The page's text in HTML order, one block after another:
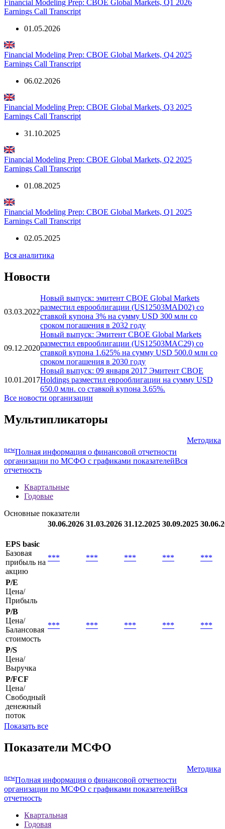
Financial Modeling Prep: CBOE Global Markets, Q1 2026
Earnings Call Transcript
01.05.2026
Financial Modeling Prep: CBOE Global Markets, Q4 2025
Earnings Call Transcript
06.02.2026
Financial Modeling Prep: CBOE Global Markets, Q3 2025
Earnings Call Transcript
31.10.2025
Financial Modeling Prep: CBOE Global Markets, Q2 2025
Earnings Call Transcript
01.08.2025
Financial Modeling Prep: CBOE Global Markets, Q1 2025
Earnings Call Transcript
02.05.2025
Вся аналитика
Новости
03.03.2022
Новый выпуск: эмитент CBOE Global Markets
разместил еврооблигации (US12503MAD02) со
ставкой купона 3% на сумму USD 300 млн со
сроком погашения в 2032 году
09.12.2020
Новый выпуск: Эмитент CBOE Global Markets
разместил еврооблигации (US12503MAC29) со
ставкой купона 1.625% на сумму USD 500.0 млн со
сроком погашения в 2030 году
10.01.2017
Новый выпуск: 09 января 2017 Эмитент CBOE
Holdings разместил еврооблигации на сумму USD
650.0 млн. со ставкой купона 3.65%.
Все новости организации
Мультипликаторы
Методика
newПолная информация о финансовой отчетности
организации по МСФО с графиками показателейВся
отчетность
Квартальные
Годовые
Основные показатели
30.06.2026 31.03.2026 31.12.2025 30.09.2025
EPS basic
Базовая
прибыль на
акцию
*** *** *** *** ***
P/E
Цена/
Прибыль
P/B
Цена/
Балансовая
стоимость
*** *** *** *** ***
P/S
Цена/
Выручка
P/FCF
Цена/
Свободный
денежный
поток
Показать все
Показатели МСФО
Методика
newПолная информация о финансовой отчетности
организации по МСФО с графиками показателейВся
отчетность
Квартальная
Годовая